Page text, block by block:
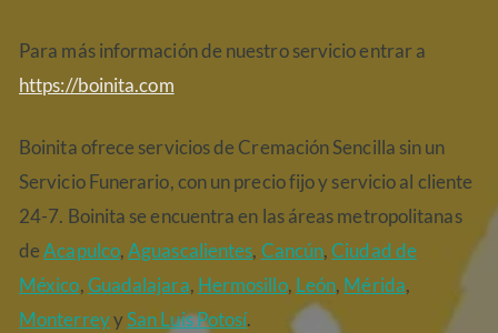
Para más información de nuestro servicio entrar a
https://boinita.com
Boinita ofrece servicios de Cremación Sencilla sin un
Servicio Funerario, con un precio fijo y servicio al cliente
24-7. Boinita se encuentra en las áreas metropolitanas
deAcapulco,Aguascalientes, Cancún,Ciudad de
México,Guadalajara, Hermosillo, León, Mérida,
MonterreyySan Luis Potosí.